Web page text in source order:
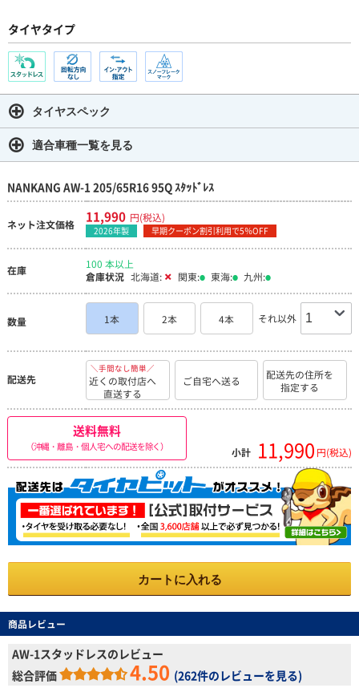
タイヤタイプ
タイヤスペック
適合車種一覧を見る
NANKANG AW-1 205/65R16 95Q ｽﾀｯﾄﾞﾚｽ
ネット注文価格 11,990 円(税込)
2026年製 早期クーポン割引利用で5％OFF
在庫
100 本以上
倉庫状況 北海道: 関東: 東海: 九州:
数量 1本 2本 4本 それ以外
配送先
＼手間なし簡単／
近くの取付店へ
直送する
ご自宅へ送る
配送先の住所を
指定する
送料無料
（沖縄・離島・個人宅への配送を除く） 小計 11,990 円(税込)
カートに入れる
商品レビュー
AW-1スタッドレスのレビュー
総合評価
4.50 (262件のレビューを見る)